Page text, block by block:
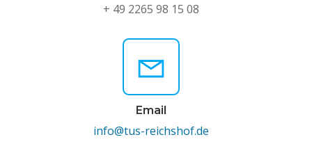
+ 49 2265 98 15 08
Email
info@tus-reichshof.de